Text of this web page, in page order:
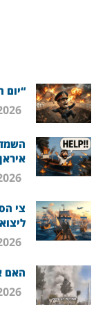
“יום
צי
האם